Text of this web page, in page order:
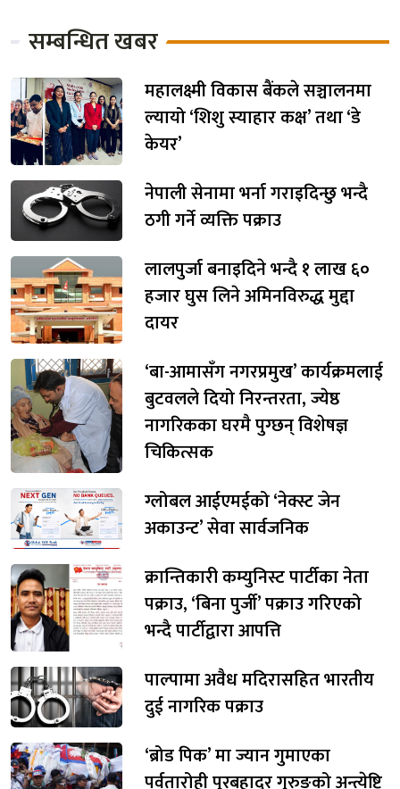
सम्बन्धित खबर
महालक्ष्मी विकास बैंकले सञ्चालनमा
ल्यायो ‘शिशु स्याहार कक्ष’ तथा ‘डे
केयर’
नेपाली सेनामा भर्ना गराइदिन्छु भन्दै
ठगी गर्ने व्यक्ति पक्राउ
लालपुर्जा बनाइदिने भन्दै १ लाख ६०
हजार घुस लिने अमिनविरुद्ध मुद्दा
दायर
‘बा-आमासँग नगरप्रमुख’ कार्यक्रमलाई
बुटवलले दियो निरन्तरता, ज्येष्ठ
नागरिकका घरमै पुग्छन् विशेषज्ञ
चिकित्सक
ग्लोबल आईएमईको ‘नेक्स्ट जेन
अकाउन्ट’ सेवा सार्वजनिक
क्रान्तिकारी कम्युनिस्ट पार्टीका नेता
पक्राउ, ‘बिना पुर्जी’ पक्राउ गरिएको
भन्दै पार्टीद्वारा आपत्ति
पाल्पामा अवैध मदिरासहित भारतीय
दुई नागरिक पक्राउ
‘ब्रोड पिक’ मा ज्यान गुमाएका
पर्वतारोही पुरबहादुर गुरुङको अन्त्येष्टि